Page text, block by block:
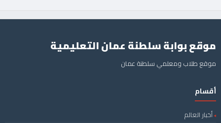
موقع بوابة سلطنة عمان التعليمية
موقع طلاب ومعلمي سلطنة عمان
أقسام
أخبار العالم